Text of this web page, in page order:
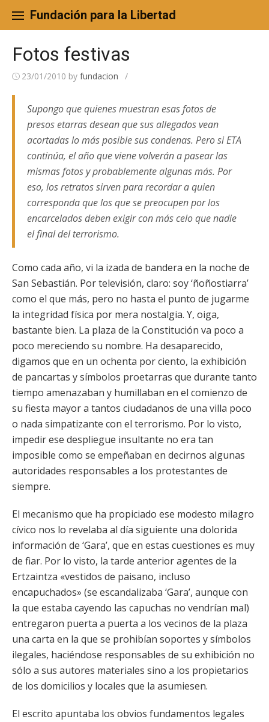
content
Fundación para la Libertad
Fotos festivas
23/01/2010 by fundacion /
Supongo que quienes muestran esas fotos de
presos etarras desean que sus allegados vean
acortadas lo más posible sus condenas. Pero si ETA
continúa, el año que viene volverán a pasear las
mismas fotos y probablemente algunas más. Por
eso, los retratos sirven para recordar a quien
corresponda que los que se preocupen por los
encarcelados deben exigir con más celo que nadie
el final del terrorismo.
Como cada año, vi la izada de bandera en la noche de
San Sebastián. Por televisión, claro: soy ‘ñoñostiarra’
como el que más, pero no hasta el punto de jugarme
la integridad física por mera nostalgia. Y, oiga,
bastante bien. La plaza de la Constitución va poco a
poco mereciendo su nombre. Ha desaparecido,
digamos que en un ochenta por ciento, la exhibición
de pancartas y símbolos proetarras que durante tanto
tiempo amenazaban y humillaban en el comienzo de
su fiesta mayor a tantos ciudadanos de una villa poco
o nada simpatizante con el terrorismo. Por lo visto,
impedir ese despliegue insultante no era tan
imposible como se empeñaban en decirnos algunas
autoridades responsables a los protestantes de
siempre.
El mecanismo que ha propiciado ese modesto milagro
cívico nos lo revelaba al día siguiente una dolorida
información de ‘Gara’, que en estas cuestiones es muy
de fiar. Por lo visto, la tarde anterior agentes de la
Ertzaintza «vestidos de paisano, incluso
encapuchados» (se escandalizaba ‘Gara’, aunque con
la que estaba cayendo las capuchas no vendrían mal)
entregaron puerta a puerta a los vecinos de la plaza
una carta en la que se prohibían soportes y símbolos
ilegales, haciéndose responsables de su exhibición no
sólo a sus autores materiales sino a los propietarios
de los domicilios y locales que la asumiesen.
El escrito apuntaba los obvios fundamentos legales